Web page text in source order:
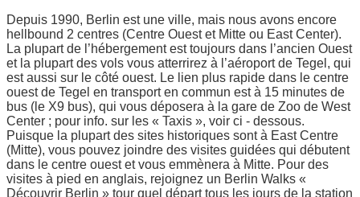
Depuis 1990, Berlin est une ville, mais nous avons encore
hellbound 2 centres (Centre Ouest et Mitte ou East Center).
La plupart de l’hébergement est toujours dans l’ancien Ouest
et la plupart des vols vous atterrirez à l’aéroport de Tegel, qui
est aussi sur le côté ouest. Le lien plus rapide dans le centre
ouest de Tegel en transport en commun est à 15 minutes de
bus (le X9 bus), qui vous déposera à la gare de Zoo de West
Center ; pour info. sur les « Taxis », voir ci - dessous.
Puisque la plupart des sites historiques sont à East Centre
(Mitte), vous pouvez joindre des visites guidées qui débutent
dans le centre ouest et vous emmènera à Mitte. Pour des
visites à pied en anglais, rejoignez un Berlin Walks «
Découvrir Berlin » tour quel départ tous les jours de la station